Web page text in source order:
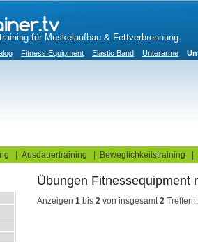
für Muskelaufbau & Fettverbrennung
Fitness Equipment Elastic Band Unterarme
Ausdauertraining Beweglichkeitstraining
Übungen Fitnessequipment
Anzeigen 1 bis 2 von insgesamt2 Treffern.